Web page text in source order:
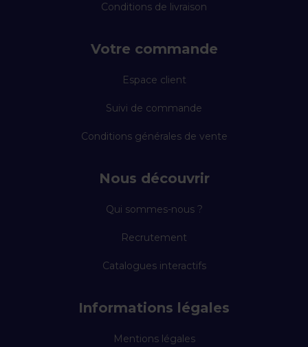
Conditions de livraison
Votre commande
Espace client
Suivi de commande
Conditions générales de vente
Nous découvrir
Qui sommes-nous ?
Recrutement
Catalogues interactifs
Informations légales
Mentions légales